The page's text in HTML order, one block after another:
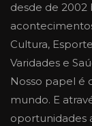
desde de 2002
Cultura,
Varidades e
Nosso papel é
mundo. E
oportunidades